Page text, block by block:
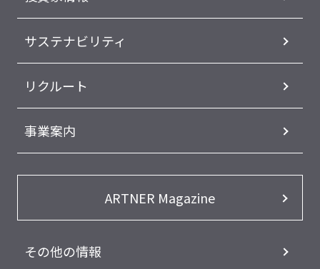
サステナビリティ
リクルート
事業案内
ARTNER Magazine
その他の情報